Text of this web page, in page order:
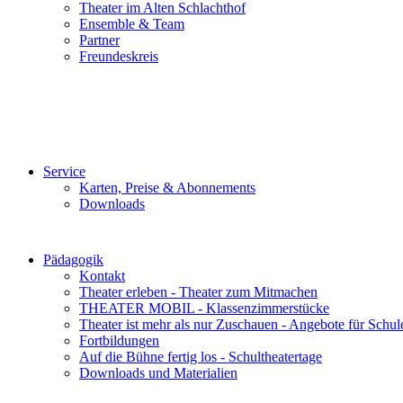
Theater im Alten Schlachthof
Ensemble & Team
Partner
Freundeskreis
Service
Karten, Preise & Abonnements
Downloads
Pädagogik
Kontakt
Theater erleben - Theater zum Mitmachen
THEATER MOBIL - Klassenzimmerstücke
Theater ist mehr als nur Zuschauen - Angebote für
Fortbildungen
Auf die Bühne fertig los - Schultheatertage
Downloads und Materialien